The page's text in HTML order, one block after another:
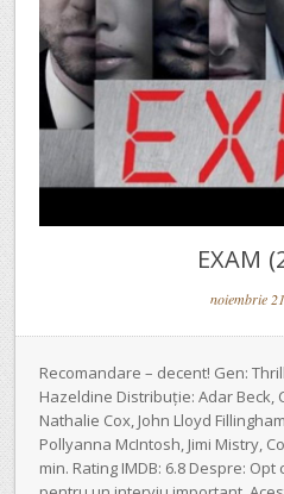
EXAM
noiembrie
Recomandare – decent! Gen:
Hazeldine Distribuție: Adar Beck,
Nathalie Cox, John Lloyd
Pollyanna McIntosh, Jimi Mistry,
min. Rating IMDB: 6.8 Despre: